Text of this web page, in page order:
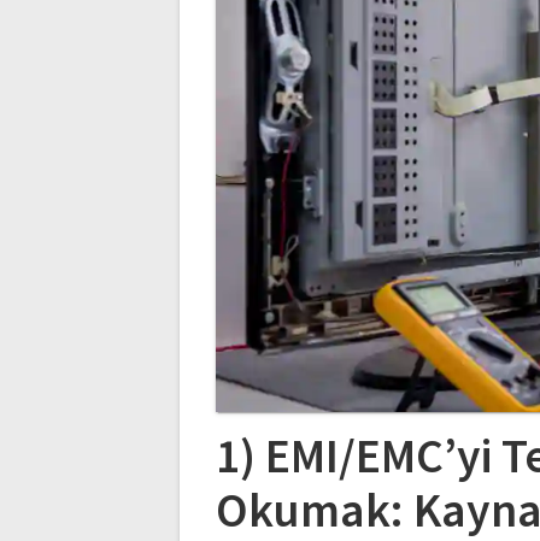
1) EMI/EMC’yi
Okumak: